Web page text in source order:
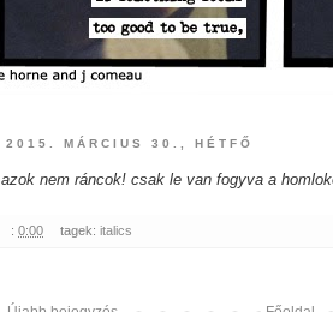
2015. MÁRCIUS 30., HÉTFŐ
azok nem ráncok! csak le van fogyva a
: 0:00 tagek: italics